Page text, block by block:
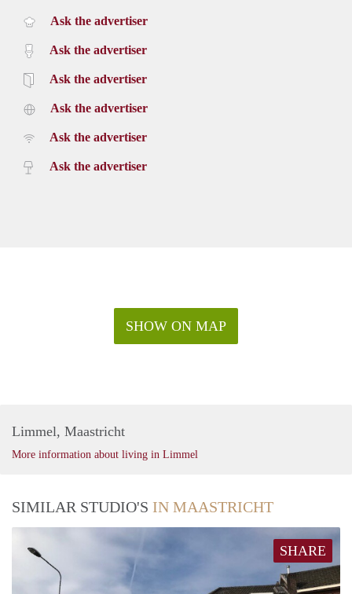
Ask the advertiser
Ask the advertiser
Ask the advertiser
Ask the advertiser
Ask the advertiser
Ask the advertiser
SHOW ON MAP
Limmel, Maastricht
More information about living in Limmel
SIMILAR STUDIO'S IN MAASTRICHT
SHARE